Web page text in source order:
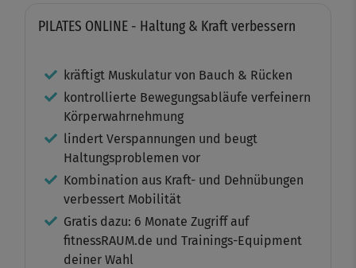
PILATES ONLINE - Haltung & Kraft verbessern
kräftigt Muskulatur von Bauch & Rücken
kontrollierte Bewegungsabläufe verfeinern
Körperwahrnehmung
lindert Verspannungen und beugt
Haltungsproblemen vor
Kombination aus Kraft- und Dehnübungen
verbessert Mobilität
Gratis dazu: 6 Monate Zugriff auf
fitnessRAUM.de und Trainings-Equipment
deiner Wahl